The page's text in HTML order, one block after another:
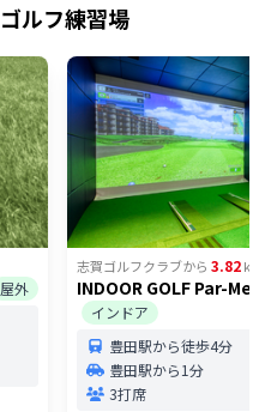
ルフ練習場
屋外
志賀ゴルフクラブから 3.82
INDOOR GOLF Par-Me
インドア
豊田駅から徒歩4分
豊田駅から1分
3打席